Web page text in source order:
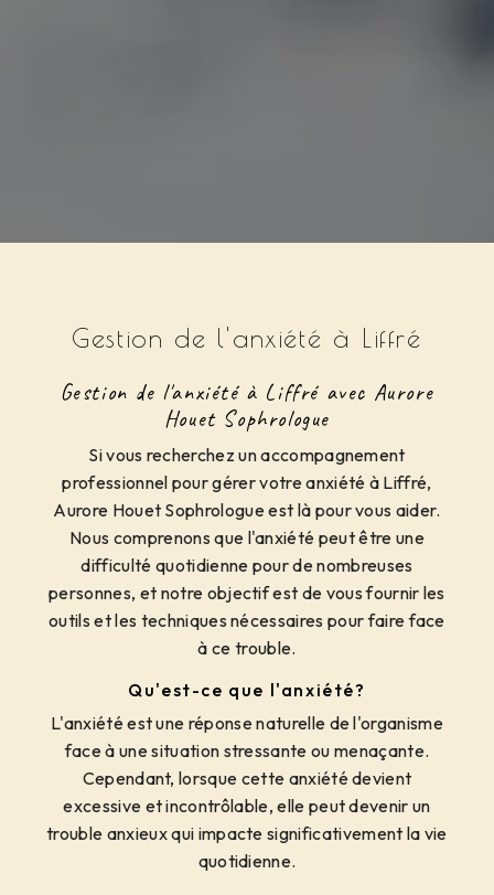
Gestion de l'anxiété à Liffré
Gestion de l'anxiété à Liffré avec Aurore
Houet Sophrologue
Si vous recherchez un accompagnement
professionnel pour gérer votre anxiété à Liffré,
Aurore Houet Sophrologue est là pour vous aider.
Nous comprenons que l'anxiété peut être une
difficulté quotidienne pour de nombreuses
personnes, et notre objectif est de vous fournir les
outils et les techniques nécessaires pour faire face
à ce trouble.
Qu'est-ce que l'anxiété?
L'anxiété est une réponse naturelle de l'organisme
face à une situation stressante ou menaçante.
Cependant, lorsque cette anxiété devient
excessive et incontrôlable, elle peut devenir un
trouble anxieux qui impacte significativement la vie
quotidienne.